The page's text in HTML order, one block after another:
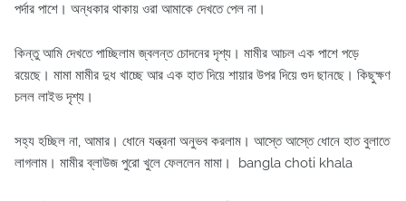
পর্দার পাশে। অন্ধকার থাকায় ওরা আমাকে দেখতে পেল না।
কিন্তু আমি দেখতে পাচ্ছিলাম জ্বলন্ত চোদনের দৃশ্য। মামীর আচল এক পাশে পড়ে
রয়েছে। মামা মামীর দুধ খাচ্ছে আর এক হাত দিয়ে শায়ার উপর দিয়ে গুদ ছানছে। কিছুক্ষণ
চলল লাইভ দৃশ্য।
সহ্য হচ্ছিল না, আমার। ধোনে যন্ত্রনা অনুভব করলাম। আস্তে আস্তে ধোনে হাত বুলাতে
লাগলাম। মামীর ব্লাউজ পুরো খুলে ফেললেন মামা। bangla choti khala